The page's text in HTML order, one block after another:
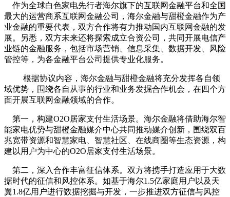
作为全球白色家电先行者海尔旗下的互联网金融平台和全国
最大的运营商系互联网金融公司，海尔金融与甜橙金融作为产
业金融的重要代表，双方合作将有力推动国内互联网金融的发
展。另悉，双方未来还将探索成立合资公司，共同开展电信产
业链的金融服务，包括市场营销、信息采集、数据开发、风险
管控等，为各金融平台公司提供专业化服务。
根据协议内容，海尔金融与甜橙金融将充分发挥各自领
域优势，围绕各自从事的行业和业务发掘合作机会，在四个方
面开展互联网金融领域的合作。
第一，构建O2O居家支付生活场景。海尔金融将借助海尔智
能家电优势与甜橙金融媒介中心共同推动媒介创新，围绕双百
兆宽带资源和智慧家电、智慧社区、在线商圈等生态资源，构
建以用户为中心的O2O居家支付生活场景。
第二，深入合作丰富征信体系。双方将携手打造应用于大数
据时代的征信和风控体系。如基于海尔1.5亿家庭用户以及天
翼1.8亿用户进行数据挖掘与开发，一步推进双方征信与风控